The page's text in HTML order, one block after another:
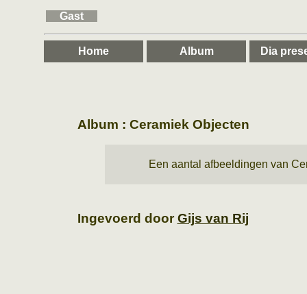
Gast
Home Album Dia
Album : Ceramiek Objecten
Een aantal afbeeldingen van
Ingevoerd doorGijs van Rij